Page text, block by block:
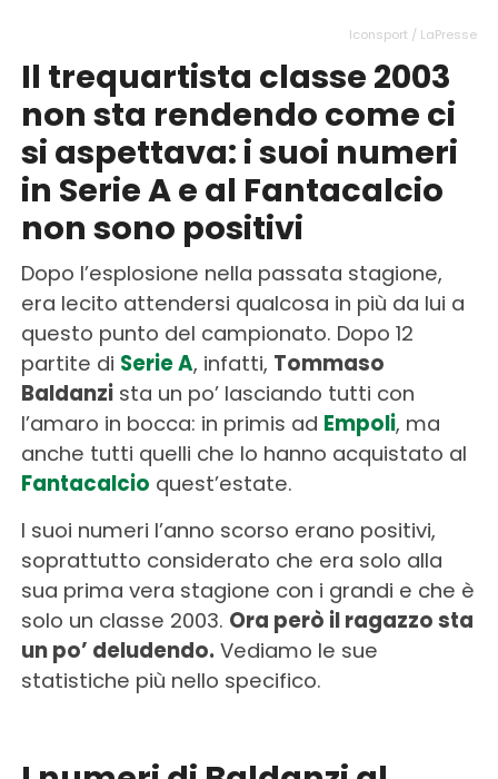
Iconsport / LaPresse
Il trequartista classe 2003
non sta rendendo come ci
si aspettava: i suoi numeri
in Serie A e al Fantacalcio
non sono positivi
Dopo l’esplosione nella passata stagione,
era lecito attendersi qualcosa in più da lui a
questo punto del campionato. Dopo 12
partite di Serie A, infatti, Tommaso
Baldanzista un po’ lasciando tutti con
l’amaro in bocca: in primis ad Empoli, ma
anche tutti quelli che lo hanno acquistato al
Fantacalcio quest’estate.
I suoi numeri l’anno scorso erano positivi,
soprattutto considerato che era solo alla
sua prima vera stagione con i grandi e che è
solo un classe 2003. Ora però il ragazzo sta
un po’ deludendo. Vediamo le sue
statistiche più nello specifico.